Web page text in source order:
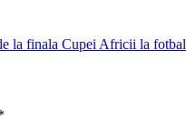
la finala Cupei Africii la fotbal